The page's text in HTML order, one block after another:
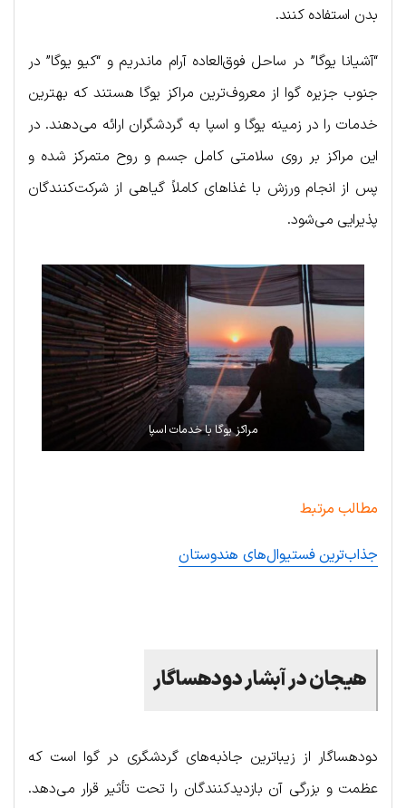
بدن استفاده کنند.
“آشیانا یوگا” در ساحل فوق‌العاده آرام ماندریم و “کیو یوگا” در
جنوب جزیره گوا از معروف‌ترین مراکز یوگا هستند که بهترین
خدمات را در زمینه یوگا و اسپا به گردشگران ارائه می‌دهند. در
این مراکز بر روی سلامتی کامل جسم و روح متمرکز شده و
پس از انجام ورزش با غذاهای کاملاً گیاهی از شرکت‌کنندگان
پذیرایی می‌شود.
مراکز یوگا با خدمات اسپا
مطالب مرتبط
جذاب‌ترین فستیوال‌های هندوستان
هیجان در آبشار دودهساگار
دودهساگار از زیباترین جاذبه‌های گردشگری در گوا است که
عظمت و بزرگی آن بازدیدکنندگان را تحت تأثیر قرار می‌دهد.